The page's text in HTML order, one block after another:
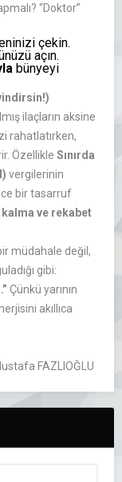
“Doktor”
çekin.
açın.
bünyeyi
ilaçların aksine
rahatlatırken,
Özellikle Sınırda
vergilerinin
bir tasarruf
kalma ve rekabet
müdahale değil,
gibi:
Çünkü yarının
akıllıca
FAZLIOĞLU